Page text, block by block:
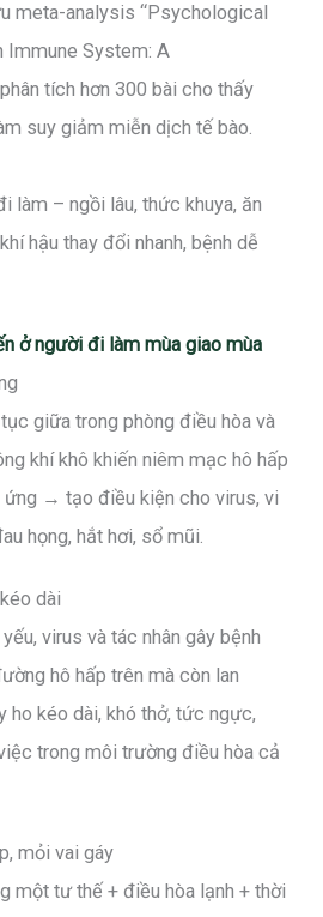
meta-analysis “Psychological
Immune System: A
tích hơn 300 bài cho thấy
suy giảm miễn dịch tế bào.
làm – ngồi lâu, thức khuya, ăn
hậu thay đổi nhanh, bệnh dễ
ở người đi làm mùa giao mùa
giữa trong phòng điều hòa và
khí khô khiến niêm mạc hô hấp
→ tạo điều kiện cho virus, vi
họng, hắt hơi, sổ mũi.
dài
virus và tác nhân gây bệnh
hô hấp trên mà còn lan
ho kéo dài, khó thở, tức ngực,
trong môi trường điều hòa cả
mỏi vai gáy
một tư thế + điều hòa lạnh + thời